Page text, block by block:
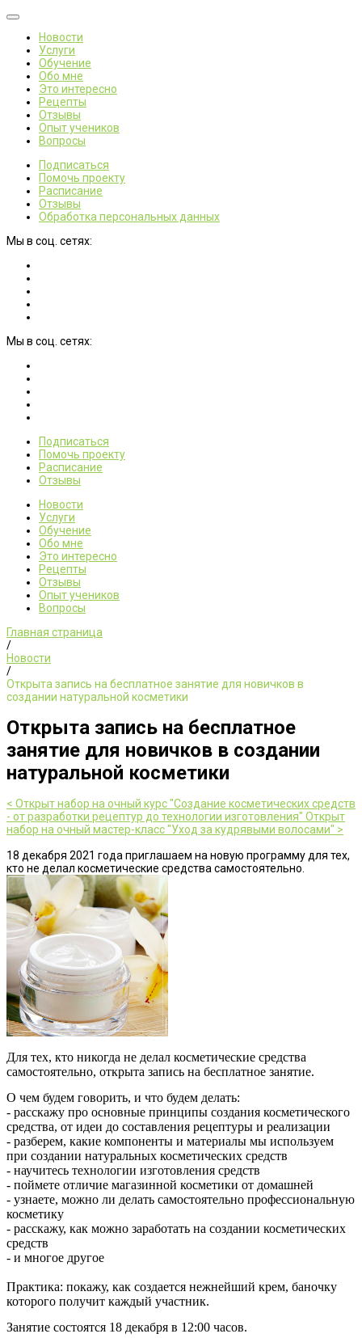
Новости
Услуги
Обучение
Обо мне
Это интересно
Рецепты
Отзывы
Опыт учеников
Вопросы
Подписаться
Помочь проекту
Расписание
Отзывы
Обработка персональных данных
Мы в соц. сетях:
Мы в соц. сетях:
Подписаться
Помочь проекту
Расписание
Отзывы
Новости
Услуги
Обучение
Обо мне
Это интересно
Рецепты
Отзывы
Опыт учеников
Вопросы
Главная страница
/
Новости
/
Открыта запись на бесплатное занятие для новичков в
создании натуральной косметики
Открыта запись на бесплатное
занятие для новичков в создании
натуральной косметики
< Открыт набор на очный курс "Создание косметических средств
- от разработки рецептур до технологии изготовления" Открыт
набор на очный мастер-класс "Уход за кудрявыми волосами" >
18 декабря 2021 года приглашаем на новую программу для тех,
кто не делал косметические средства самостоятельно.
Для тех, кто никогда не делал косметические средства
самостоятельно, открыта запись на бесплатное занятие.
О чем будем говорить, и что будем делать:
- расскажу про основные принципы создания косметического
средства, от идеи до составления рецептуры и реализации
- разберем, какие компоненты и материалы мы используем
при создании натуральных косметических средств
- научитесь технологии изготовления средств
- поймете отличие магазинной косметики от домашней
- узнаете, можно ли делать самостоятельно профессиональную
косметику
- расскажу, как можно заработать на создании косметических
средств
- и многое другое
Практика: покажу, как создается нежнейший крем, баночку
которого получит каждый участник.
Занятие состоятся 18 декабря в 12:00 часов.